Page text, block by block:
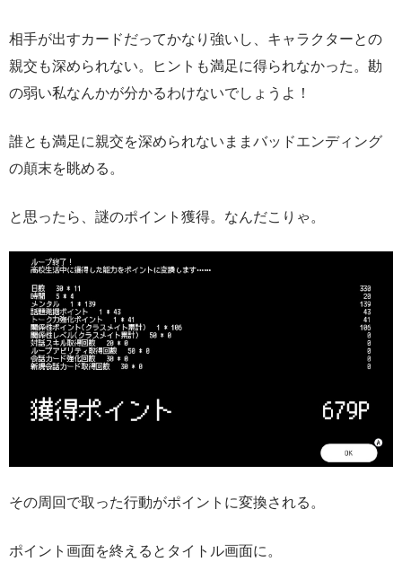
相手が出すカードだってかなり強いし、キャラクターとの
親交も深められない。ヒントも満足に得られなかった。勘
の弱い私なんかが分かるわけないでしょうよ！
誰とも満足に親交を深められないままバッドエンディング
の顛末を眺める。
と思ったら、謎のポイント獲得。なんだこりゃ。
その周回で取った行動がポイントに変換される。
ポイント画面を終えるとタイトル画面に。